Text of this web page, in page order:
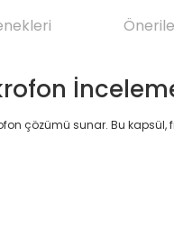
çözümü sunar. Bu